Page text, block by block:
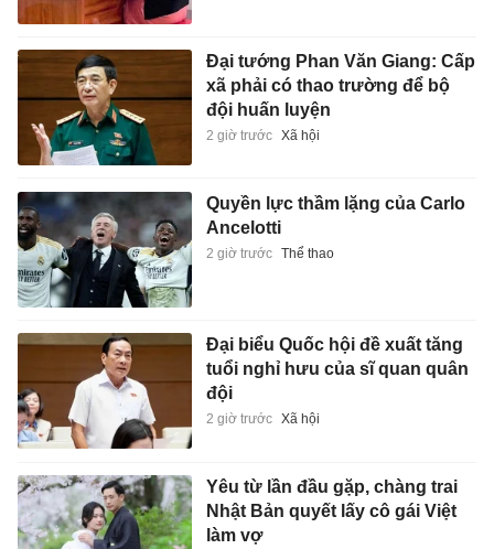
Đại tướng Phan Văn Giang: Cấp
xã phải có thao trường để bộ
đội huấn luyện
2 giờ trước Xã hội
Quyền lực thầm lặng của Carlo
Ancelotti
2 giờ trước Thể thao
Đại biểu Quốc hội đề xuất tăng
tuổi nghỉ hưu của sĩ quan quân
đội
2 giờ trước Xã hội
Yêu từ lần đầu gặp, chàng trai
Nhật Bản quyết lấy cô gái Việt
làm vợ